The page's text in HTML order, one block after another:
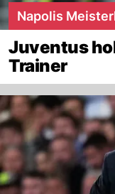
Napolis
Juventus
Trainer